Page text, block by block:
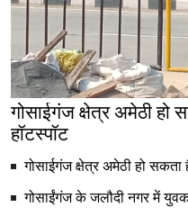
गोसाईगंज क्षेत्र अमेठी हो
हॉटस्पॉट
गोसाईगंज क्षेत्र अमेठी हो सकता
गोसाईंगंज के जलौदी नगर में